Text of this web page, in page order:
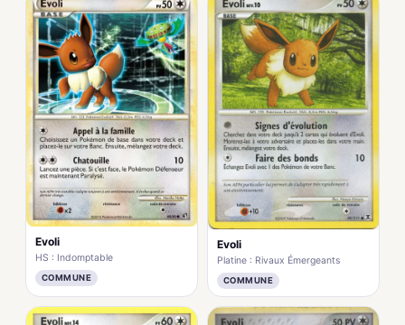
Evoli
HS : Indomptable
COMMUNE
Evoli
Platine : Rivaux Émergeants
COMMUNE